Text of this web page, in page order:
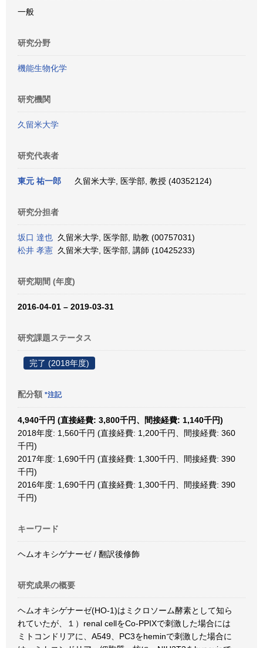
一般
研究分野
機能生物化学
研究機関
久留米大学
研究代表者
東元 祐一郎 久留米大学, 医学部, 教授 (40352124)
研究分担者
坂口 達也 久留米大学, 医学部, 助教 (00757031)
松井 孝憲 久留米大学, 医学部, 講師 (10425233)
研究期間 (年度)
2016-04-01 – 2019-03-31
研究課題ステータス
完了 (2018年度)
配分額 *注記
4,940千円 (直接経費: 3,800千円、間接経費: 1,140千円)
2018年度: 1,560千円 (直接経費: 1,200千円、間接経費: 360
千円)
2017年度: 1,690千円 (直接経費: 1,300千円、間接経費: 390
千円)
2016年度: 1,690千円 (直接経費: 1,300千円、間接経費: 390
千円)
キーワード
ヘムオキシゲナーゼ / 翻訳後修飾
研究成果の概要
ヘムオキシゲナーゼ(HO-1)はミクロソーム酵素として知ら
れていたが、１）renal cellをCo-PPIXで刺激した場合には
ミトコンドリアに、A549、PC3をheminで刺激した場合に